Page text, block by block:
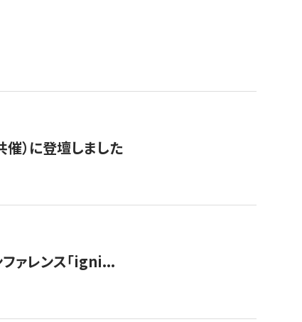
）に登壇しました
ァレンス「igni...